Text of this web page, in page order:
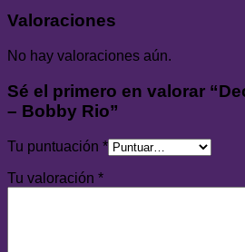
Valoraciones
No hay valoraciones aún.
Sé el primero en valorar
– Bobby Rio”
Tu puntuación *
Tu valoración *